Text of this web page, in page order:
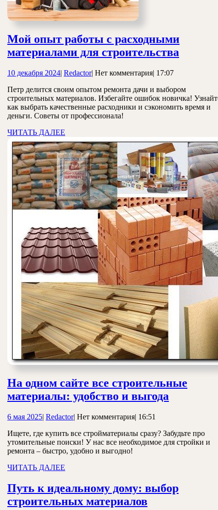
Мой опыт работы с расходными
материалами для строительства
с
10 декабря 202410
2024
| RedactorRedactor
| Нет комментария| 17:07
Петр делится своим опытом ремонта дачи и выбором
строительных материалов. Избегайте ошибок новичка!
как выбрать качественные расходники и сэкономить время и
деньги. Советы от профессионала!
ЧИТАТЬ ДАЛЕЕ
ДАЛЕЕ
На одном сайте все строительные
материалы: удобство и выгода
все
и
6 мая 20256
2025
| RedactorRedactor
| Нет комментария| 16:51
Ищете, где купить все стройматериалы сразу? Забудьте про
утомительные поиски! У нас все необходимое для стройки и
ремонта – быстро, удобно и выгодно!
ЧИТАТЬ ДАЛЕЕ
Путь к идеальному дому: выбор
строительных материаловПуть